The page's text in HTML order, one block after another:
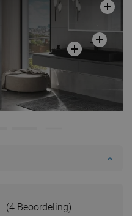
(4 Beoordeling)